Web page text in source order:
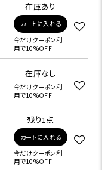
在庫あり
カートに入れる
今だけクーポン利
用で10%OFF
在庫なし
今だけクーポン利
用で10%OFF
残り1点
カートに入れる
今だけクーポン利
用で10%OFF